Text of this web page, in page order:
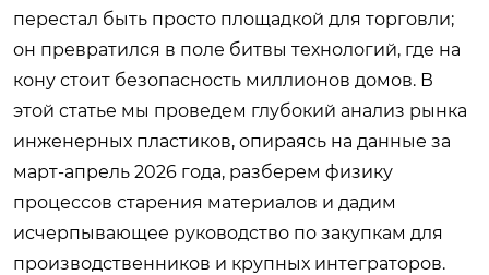
перестал быть просто площадкой для торговли;
он превратился в поле битвы технологий, где на
кону стоит безопасность миллионов домов. В
этой статье мы проведем глубокий анализ рынка
инженерных пластиков, опираясь на данные за
март-апрель 2026 года, разберем физику
процессов старения материалов и дадим
исчерпывающее руководство по закупкам для
производственников и крупных интеграторов.